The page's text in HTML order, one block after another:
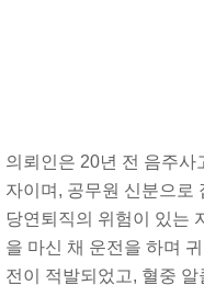
의뢰인은 20년 전 음주
자이며, 공무원 신분으로
당연퇴직의 위험이 있는
을 마신 채 운전을 하며
전이 적발되었고, 혈중